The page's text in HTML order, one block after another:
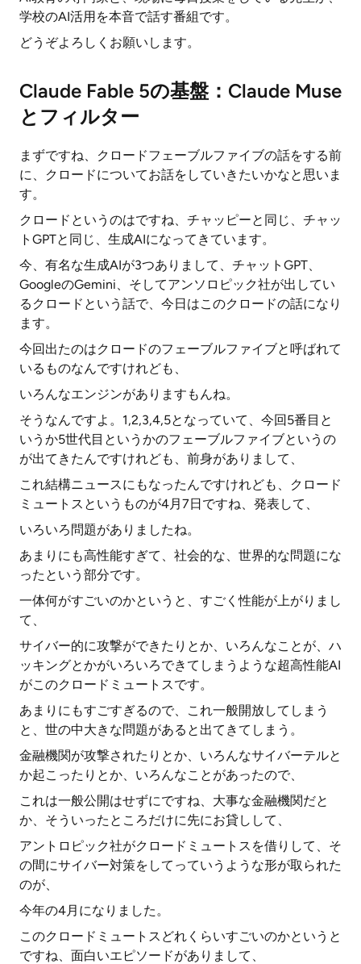
学校のAI活用を本音で話す番組です。
どうぞよろしくお願いします。
Claude Fable 5の基盤：Claude Muse
とフィルター
まずですね、クロードフェーブルファイブの話をする前
に、クロードについてお話をしていきたいかなと思いま
す。
クロードというのはですね、チャッピーと同じ、チャッ
トGPTと同じ、生成AIになってきています。
今、有名な生成AIが3つありまして、チャットGPT、
GoogleのGemini、そしてアンソロピック社が出してい
るクロードという話で、今日はこのクロードの話になり
ます。
今回出たのはクロードのフェーブルファイブと呼ばれて
いるものなんですけれども、
いろんなエンジンがありますもんね。
そうなんですよ。1,2,3,4,5となっていて、今回5番目と
いうか5世代目というかのフェーブルファイブというの
が出てきたんですけれども、前身がありまして、
これ結構ニュースにもなったんですけれども、クロード
ミュートスというものが4月7日ですね、発表して、
いろいろ問題がありましたね。
あまりにも高性能すぎて、社会的な、世界的な問題にな
ったという部分です。
一体何がすごいのかというと、すごく性能が上がりまし
て、
サイバー的に攻撃ができたりとか、いろんなことが、ハ
ッキングとかがいろいろできてしまうような超高性能AI
がこのクロードミュートスです。
あまりにもすごすぎるので、これ一般開放してしまう
と、世の中大きな問題があると出てきてしまう。
金融機関が攻撃されたりとか、いろんなサイバーテルと
か起こったりとか、いろんなことがあったので、
これは一般公開はせずにですね、大事な金融機関だと
か、そういったところだけに先にお貸しして、
アントロピック社がクロードミュートスを借りして、そ
の間にサイバー対策をしてっていうような形が取られた
のが、
今年の4月になりました。
このクロードミュートスどれくらいすごいのかというと
ですね、面白いエピソードがありまして、